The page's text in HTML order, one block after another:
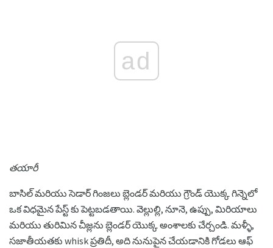
ad
తయారీ
బాసిల్ మరియు సెడార్ గింజలు బ్లెండర్ మరియు గ్రౌండ్ యొక్క గిన్నెలో
ఒక విధమైన పేస్ట్ కు పెట్టబడతాయి. వెల్లుల్లి, నూనె, ఉప్పు, మిరియాలు
మరియు తురిమిన చీజ్లను బ్లెండర్ యొక్క అంశాలకు చేర్చండి. మళ్ళీ,
సజాతీయతకు whisk ప్రతిదీ, అది నునుపైన చేయడానికి గోడలు ఆఫ్